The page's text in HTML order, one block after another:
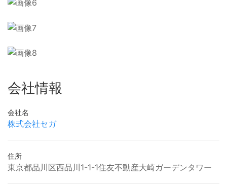
会社情報
会社名
株式会社セガ
住所
東京都品川区西品川1-1-1住友不動産大崎ガーデンタワー